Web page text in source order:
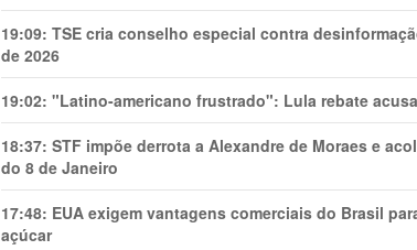
19:09: TSE cria conselho especial contra
de 2026
19:02: "Latino-americano frustrado": Lula rebate
18:37: STF impõe derrota a Alexandre de Moraes e
do 8 de Janeiro
17:48: EUA exigem vantagens comerciais do Brasil
açúcar